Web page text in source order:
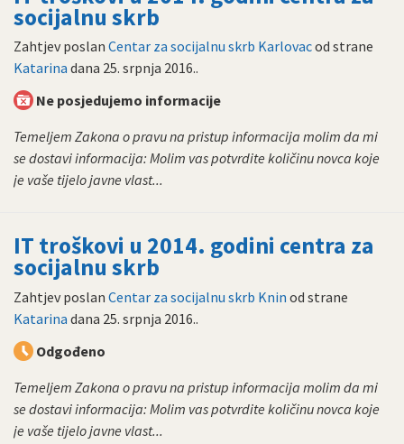
socijalnu skrb
Zahtjev poslan Centar za socijalnu skrb Karlovacod strane
Katarina dana 25. srpnja 2016..
Ne posjedujemo informacije
Temeljem Zakona o pravu na pristup informacija molim da mi
se dostavi informacija: Molim vas potvrdite količinu novca koje
je vaše tijelo javne vlast...
IT troškovi u 2014. godini centra za
socijalnu skrb
Zahtjev poslan Centar za socijalnu skrb Knin od strane
Katarina dana 25. srpnja 2016..
Odgođeno
Temeljem Zakona o pravu na pristup informacija molim da mi
se dostavi informacija: Molim vas potvrdite količinu novca koje
je vaše tijelo javne vlast...